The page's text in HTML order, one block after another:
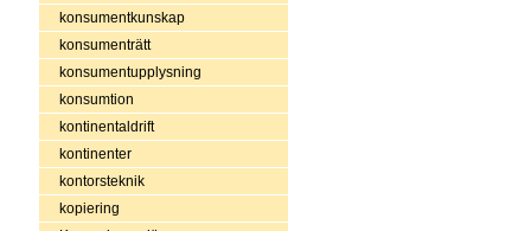
konsumentkunskap
konsumenträtt
konsumentupplysning
konsumtion
kontinentaldrift
kontinenter
kontorsteknik
kopiering